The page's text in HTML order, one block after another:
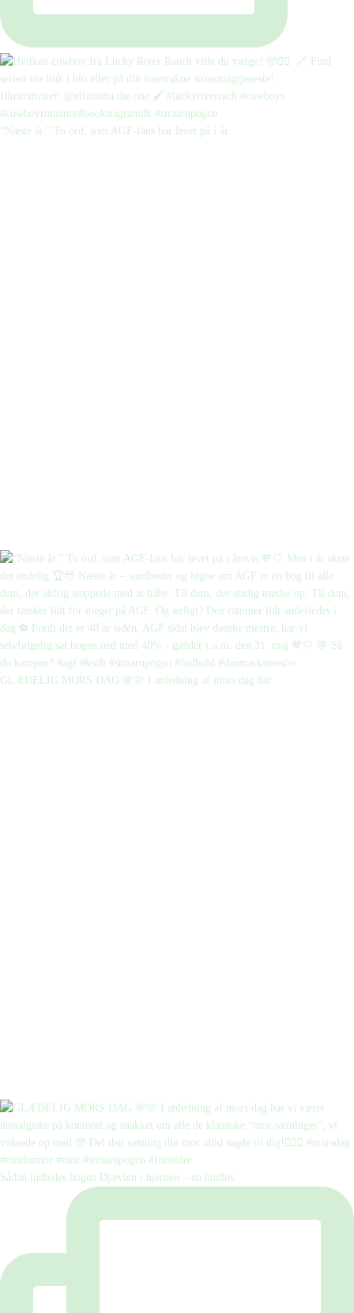
“Næste år.” To ord, som AGF-fans har levet på i år
GLÆDELIG MORS DAG 🌸🩷 I anledning af mors dag har
Sådan indledes bogen Djævlen i hjernen – en hudløs